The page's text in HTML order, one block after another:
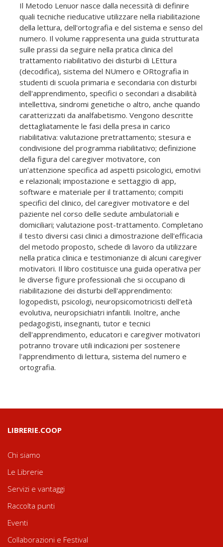
Il Metodo Lenuor nasce dalla necessità di definire
quali tecniche rieducative utilizzare nella riabilitazione
della lettura, dell'ortografia e del sistema e senso del
numero. Il volume rappresenta una guida strutturata
sulle prassi da seguire nella pratica clinica del
trattamento riabilitativo dei disturbi di LEttura
(decodifica), sistema del NUmero e ORtografia in
studenti di scuola primaria e secondaria con disturbi
dell'apprendimento, specifici o secondari a disabilità
intellettiva, sindromi genetiche o altro, anche quando
caratterizzati da analfabetismo. Vengono descritte
dettagliatamente le fasi della presa in carico
riabilitativa: valutazione pretrattamento; stesura e
condivisione del programma riabilitativo; definizione
della figura del caregiver motivatore, con
un'attenzione specifica ad aspetti psicologici, emotivi
e relazionali; impostazione e settaggio di app,
software e materiale per il trattamento; compiti
specifici del clinico, del caregiver motivatore e del
paziente nel corso delle sedute ambulatoriali e
domiciliari; valutazione post-trattamento. Completano
il testo diversi casi clinici a dimostrazione dell'efficacia
del metodo proposto, schede di lavoro da utilizzare
nella pratica clinica e testimonianze di alcuni caregiver
motivatori. Il libro costituisce una guida operativa per
le diverse figure professionali che si occupano di
riabilitazione dei disturbi dell'apprendimento:
logopedisti, psicologi, neuropsicomotricisti dell'età
evolutiva, neuropsichiatri infantili. Inoltre, anche
pedagogisti, insegnanti, tutor e tecnici
dell'apprendimento, educatori e caregiver motivatori
potranno trovare utili indicazioni per sostenere
l'apprendimento di lettura, sistema del numero e
ortografia.
LIBRERIE.COOP
Chi siamo
Le Librerie
Servizi e vantaggi
Raccolta punti
Eventi
Collaborazioni e Festival